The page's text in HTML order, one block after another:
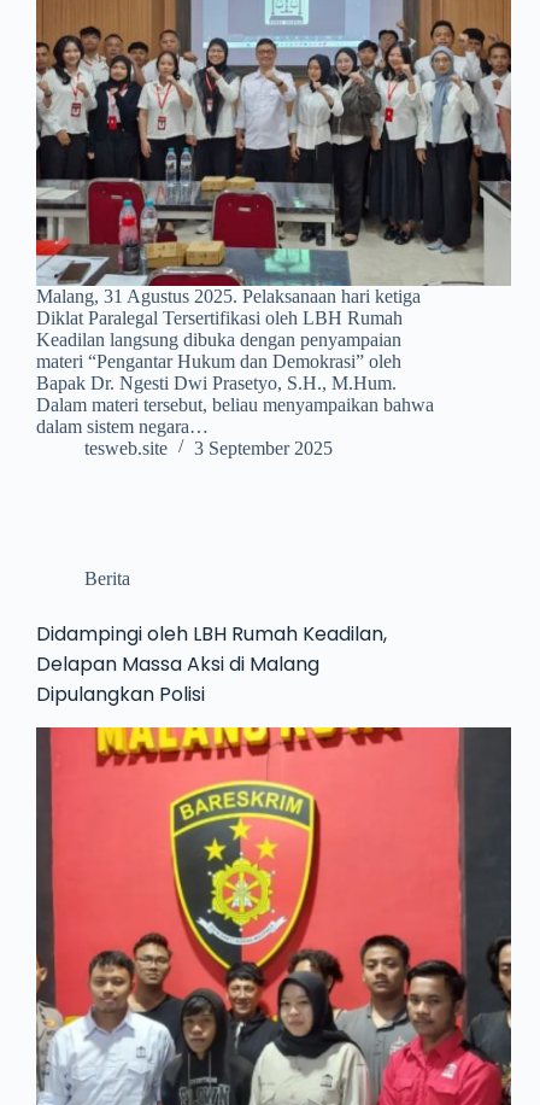
Malang, 31 Agustus 2025. Pelaksanaan hari ketiga
Diklat Paralegal Tersertifikasi oleh LBH Rumah
Keadilan langsung dibuka dengan penyampaian
materi “Pengantar Hukum dan Demokrasi” oleh
Bapak Dr. Ngesti Dwi Prasetyo, S.H., M.Hum.
Dalam materi tersebut, beliau menyampaikan bahwa
dalam sistem negara…
tesweb.site
3 September 2025
Berita
Didampingi oleh LBH Rumah Keadilan,
Delapan Massa Aksi di Malang
Dipulangkan Polisi